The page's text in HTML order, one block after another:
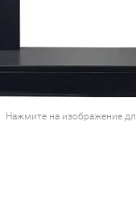
Нажмите на изображение